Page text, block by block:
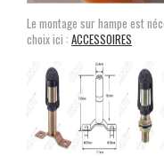
Le montage sur hampe est
choix ici : ACCESSOIRES